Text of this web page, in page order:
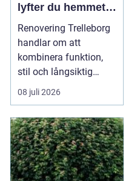
lyfter du hemmet
på ett smart sätt
Renovering Trelleborg
handlar om att
kombinera funktion,
stil och långsiktig
ekonomi i samma p...
08 juli 2026